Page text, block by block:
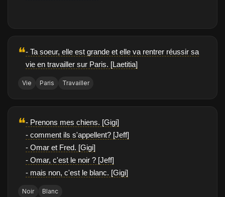
❝- Ta soeur, elle est grande et elle va rentrer réussir sa
vie en travailler sur Paris. [Laetitia]
Vie Paris Travailler
❝- Prenons mes chiens. [Gigi]
- comment ils s'appellent? [Jeff]
- Omar et Fred. [Gigi]
- Omar, c'est le noir ? [Jeff]
- mais non, c'est le blanc. [Gigi]
Noir Blanc